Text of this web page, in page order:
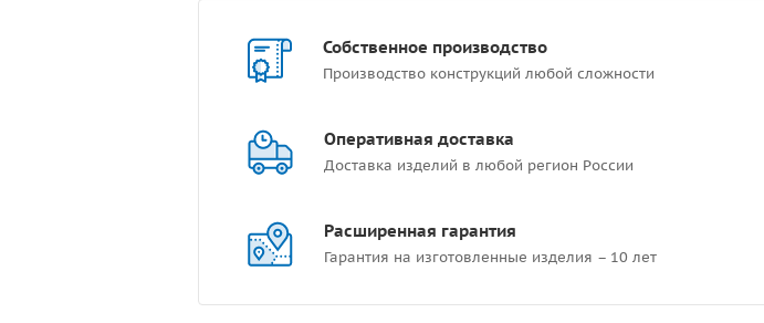
Собственное производство
Производство конструкций любой сложности
Оперативная доставка
Доставка изделий в любой регион России
Расширенная гарантия
Гарантия на изготовленные изделия – 10 лет